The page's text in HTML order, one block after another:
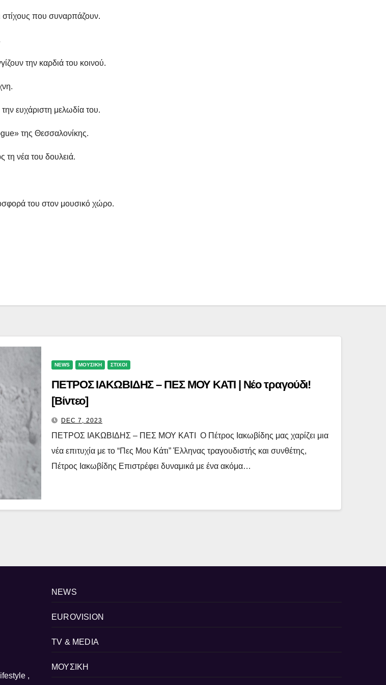
στίχους που συναρπάζουν.
την καρδιά του κοινού.
ευχάριστη μελωδία του.
της Θεσσαλονίκης.
τη νέα του δουλειά.
του στον μουσικό χώρο.
NEWS ΜΟΥΣΙΚΗ ΣΤΙΧΟΙ
ΠΕΤΡΟΣ ΙΑΚΩΒΙΔΗΣ – ΠΕΣ ΜΟΥ ΚΑΤΙ | Νέο τραγούδι!
[Βίντεο]
DEC 7, 2023
ΠΕΤΡΟΣ ΙΑΚΩΒΙΔΗΣ – ΠΕΣ ΜΟΥ ΚΑΤΙ Ο Πέτρος Ιακωβίδης μας χαρίζει μια
νέα επιτυχία με το “Πες Μου Κάτι” Έλληνας τραγουδιστής και συνθέτης,
Πέτρος Ιακωβίδης Επιστρέφει δυναμικά με ένα ακόμα…
,
NEWS
EUROVISION
TV & MEDIA
ΜΟΥΣΙΚΗ